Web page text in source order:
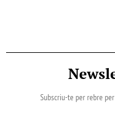
Subscriu-te per rebre